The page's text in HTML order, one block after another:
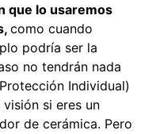
que lo usaremos
como cuando
podría ser la
no tendrán nada
Individual)
si eres un
de cerámica. Pero